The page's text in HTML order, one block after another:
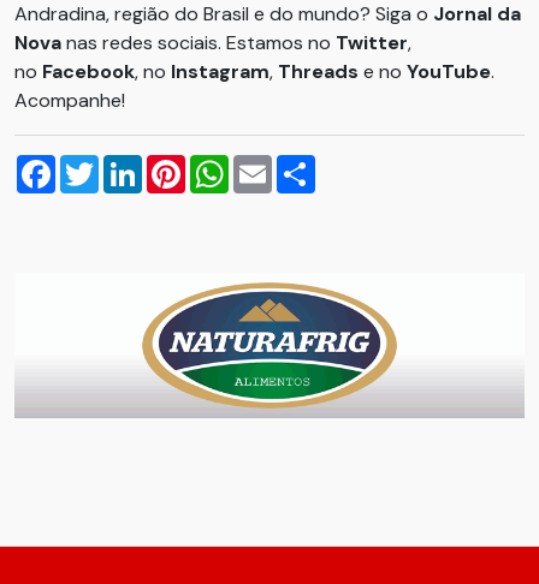
Andradina, região do Brasil e do mundo? Siga o Jornal da
Novanas redes sociais. Estamos no Twitter,
no Facebook, no Instagram, Threads e no YouTube.
Acompanhe!
Facebook
TwitterLinkedInPinterestWhatsApp
Email